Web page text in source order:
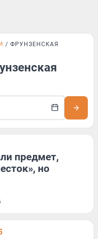
ФРУНЗЕНСКАЯ
предмет,
но